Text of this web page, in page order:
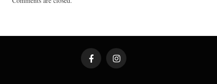
FacebookInstagram